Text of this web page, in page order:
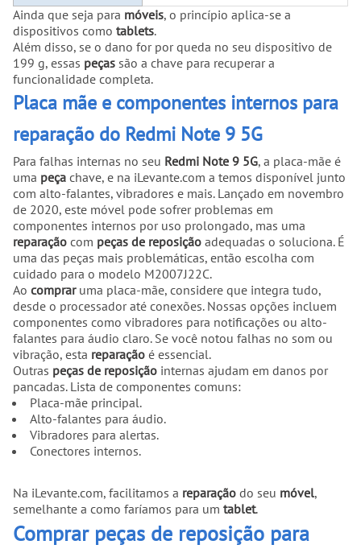
Ainda que seja para móveis, o princípio aplica-se a
dispositivos como tablets.
Além disso, se o dano for por queda no seu dispositivo de
199 g, essas peças são a chave para recuperar a
funcionalidade completa.
Placa mãe e componentes internos para
reparação do Redmi Note 9 5G
Para falhas internas no seu Redmi Note 9 5G, a placa-mãe é
uma peça chave, e na iLevante.com a temos disponível junto
com alto-falantes, vibradores e mais. Lançado em novembro
de 2020, este móvel pode sofrer problemas em
componentes internos por uso prolongado, mas uma
reparação com peças de reposição adequadas o soluciona. É
uma das peças mais problemáticas, então escolha com
cuidado para o modelo M2007J22C.
Ao compraruma placa-mãe, considere que integra tudo,
desde o processador até conexões. Nossas opções incluem
componentes como vibradores para notificações ou alto-
falantes para áudio claro. Se você notou falhas no som ou
vibração, esta reparação é essencial.
Outras peças de reposição internas ajudam em danos por
pancadas. Lista de componentes comuns:
Placa-mãe principal.
Alto-falantes para áudio.
Vibradores para alertas.
Conectores internos.
Na iLevante.com, facilitamos a reparação do seu móvel,
semelhante a como faríamos para um tablet.
Comprar peças de reposição para